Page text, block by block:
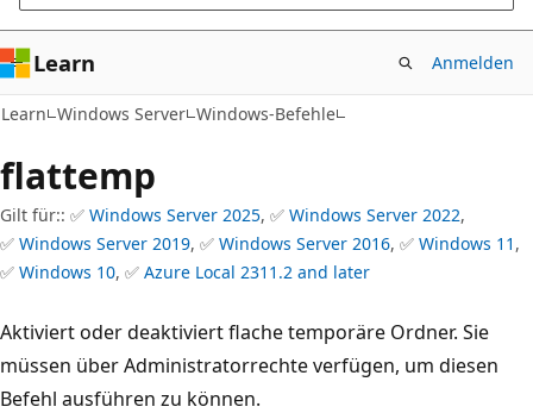
Learn Anmelden
Learn Windows Server Windows-Befehle
flattemp
Gilt für:: ✅ Windows Server 2025, ✅ Windows Server 2022,
✅ Windows Server 2019, ✅ Windows Server 2016, ✅ Windows 11 ,
✅ Windows 10, ✅ Azure Local 2311.2 and later
Aktiviert oder deaktiviert flache temporäre Ordner. Sie
müssen über Administratorrechte verfügen, um diesen
Befehl ausführen zu können.